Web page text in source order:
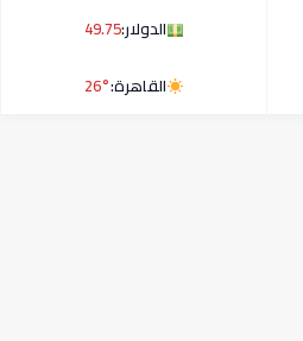
الدولار:49.75
القاهرة:26°